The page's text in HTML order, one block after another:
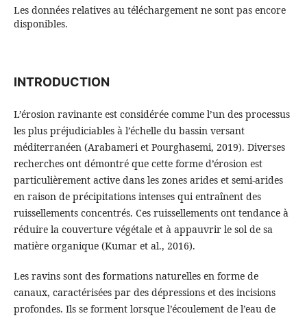
Les données relatives au téléchargement ne sont pas encore
disponibles.
INTRODUCTION
L’érosion ravinante est considérée comme l’un des processus
les plus préjudiciables à l’échelle du bassin versant
méditerranéen (Arabameri et Pourghasemi, 2019). Diverses
recherches ont démontré que cette forme d’érosion est
particulièrement active dans les zones arides et semi-arides
en raison de précipitations intenses qui entraînent des
ruissellements concentrés. Ces ruissellements ont tendance à
réduire la couverture végétale et à appauvrir le sol de sa
matière organique (Kumar et al., 2016).
Les ravins sont des formations naturelles en forme de
canaux, caractérisées par des dépressions et des incisions
profondes. Ils se forment lorsque l’écoulement de l’eau de